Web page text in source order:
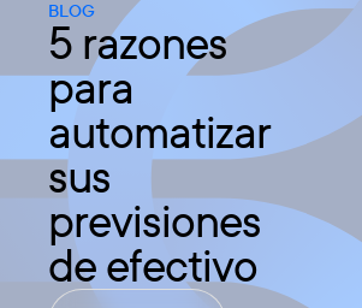
BLOG
5 razones
para
automatizar
sus
previsiones
de efectivo